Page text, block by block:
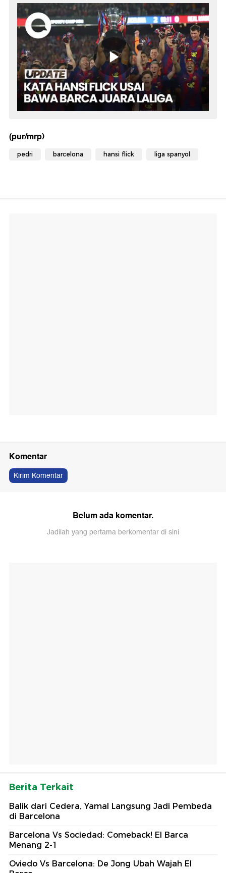
(pur/mrp)
pedri barcelona hansi flick liga spanyol
Komentar
Kirim Komentar
Belum ada komentar.
Jadilah yang pertama berkomentar di sini
Berita Terkait
Balik dari Cedera, Yamal Langsung Jadi Pembeda
di Barcelona
Barcelona Vs Sociedad: Comeback! El Barca
Menang 2-1
Oviedo Vs Barcelona: De Jong Ubah Wajah El